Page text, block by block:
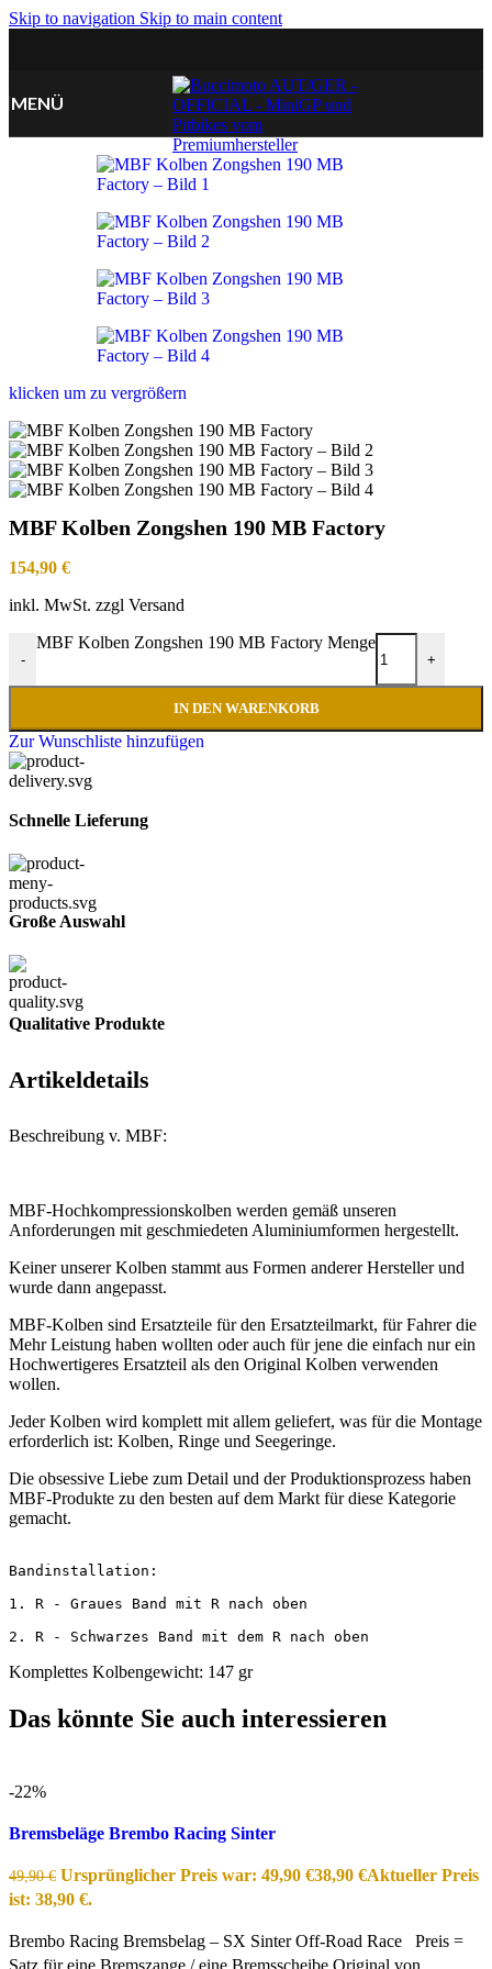
Skip to navigation Skip to main content
MENÜ
klicken um zu vergrößern
MBF Kolben Zongshen 190 MB Factory
154,90 €
inkl. MwSt. zzgl Versand
-
MBF Kolben Zongshen 190 MB Factory Menge
+
IN DEN WARENKORB
Zur Wunschliste hinzufügen
Schnelle Lieferung
Große Auswahl
Qualitative Produkte
Artikeldetails
Beschreibung v. MBF:
MBF-Hochkompressionskolben werden gemäß unseren
Anforderungen mit geschmiedeten Aluminiumformen hergestellt.
Keiner unserer Kolben stammt aus Formen anderer Hersteller und
wurde dann angepasst.
MBF-Kolben sind Ersatzteile für den Ersatzteilmarkt, für Fahrer die
Mehr Leistung haben wollten oder auch für jene die einfach nur ein
Hochwertigeres Ersatzteil als den Original Kolben verwenden
wollen.
Jeder Kolben wird komplett mit allem geliefert, was für die Montage
erforderlich ist: Kolben, Ringe und Seegeringe.
Die obsessive Liebe zum Detail und der Produktionsprozess haben
MBF-Produkte zu den besten auf dem Markt für diese Kategorie
gemacht.
Bandinstallation:
1. R - Graues Band mit R nach oben
2. R - Schwarzes Band mit dem R nach oben
Komplettes Kolbengewicht: 147 gr
Das könnte Sie auch interessieren
-22%
Bremsbeläge Brembo Racing Sinter
49,90€ Ursprünglicher Preis war: 49,90 €38,90 €Aktueller Preis
ist: 38,90 €.
Brembo Racing Bremsbelag – SX Sinter Off-Road Race Preis =
Satz für eine Bremszange / eine Bremsscheibe Original von